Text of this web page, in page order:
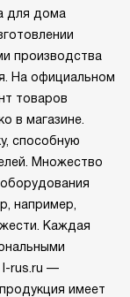
для дома
производства
На официальном
товаров
в магазине.
способную
Множество
например,
Каждая
l-rus.ru —
имеет